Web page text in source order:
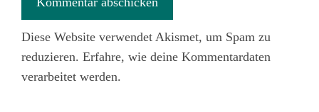
Diese Website verwendet Akismet, um Spam zu
reduzieren. Erfahre, wie deine Kommentardaten
verarbeitet werden.